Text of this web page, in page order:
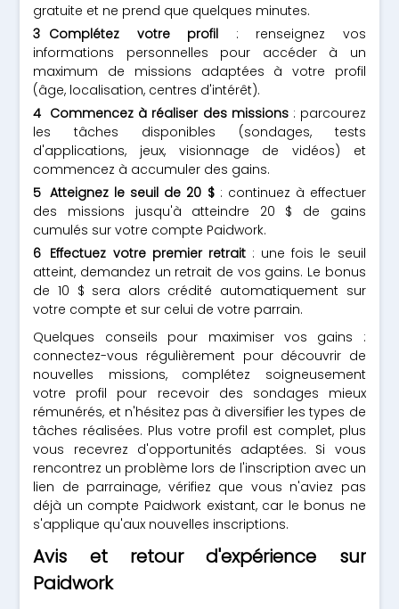
gratuite et ne prend que quelques minutes.
Complétez votre profil : renseignez vos
informations personnelles pour accéder à un
maximum de missions adaptées à votre profil
(âge, localisation, centres d'intérêt).
Commencez à réaliser des missions: parcourez
les tâches disponibles (sondages, tests
d'applications, jeux, visionnage de vidéos) et
commencez à accumuler des gains.
Atteignez le seuil de 20 $: continuez à effectuer
des missions jusqu'à atteindre 20 $ de gains
cumulés sur votre compte Paidwork.
Effectuez votre premier retrait: une fois le seuil
atteint, demandez un retrait de vos gains. Le bonus
de 10 $ sera alors crédité automatiquement sur
votre compte et sur celui de votre parrain.
Quelques conseils pour maximiser vos gains :
connectez-vous régulièrement pour découvrir de
nouvelles missions, complétez soigneusement
votre profil pour recevoir des sondages mieux
rémunérés, et n'hésitez pas à diversifier les types de
tâches réalisées. Plus votre profil est complet, plus
vous recevrez d'opportunités adaptées. Si vous
rencontrez un problème lors de l'inscription avec un
lien de parrainage, vérifiez que vous n'aviez pas
déjà un compte Paidwork existant, car le bonus ne
s'applique qu'aux nouvelles inscriptions.
Avis et retour d'expérience sur
Paidwork